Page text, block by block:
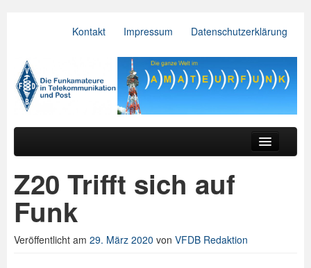
Kontakt Impressum Datenschutzerklärung
VFDB e.V.
Hauptmenü
Der Verein
Referate
BV & OV
Z20 Trifft sich auf
Funk
Veröffentlicht am 29. März 2020 von VFDB Redaktion